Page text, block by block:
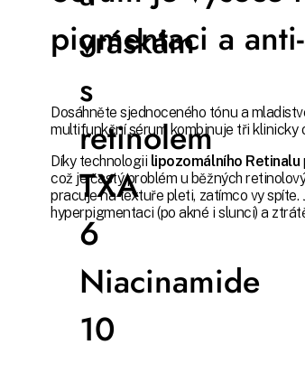
vráskám
s
retinolem
TXA
6
Niacinamide
10
pigmentaci a
Dosáhněte sjednoceného tónu a
multifunkční sérum kombinuje tři klinicky
Díky technologii lipozomálního Retinalu
což je častý problém u běžných
pracuje na textuře pleti, zatímco vy
hyperpigmentaci (po akné i slunci) a